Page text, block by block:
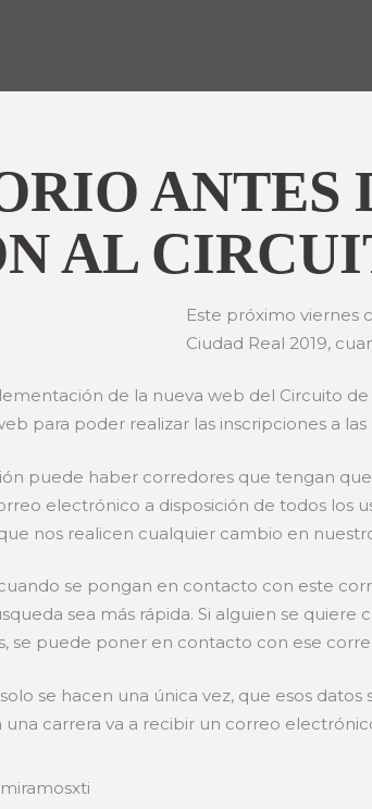
AL
Este próximo viernes
Ciudad Real 2019,
de la nueva web del Circuito
para poder realizar las inscripciones a
puede haber corredores que tengan
electrónico a disposición de todos los
nos realicen cualquier cambio en
se pongan en contacto con este
sea más rápida. Si alguien se
se puede poner en contacto con ese
se hacen una única vez, que esos
carrera va a recibir un correo
miramosxti